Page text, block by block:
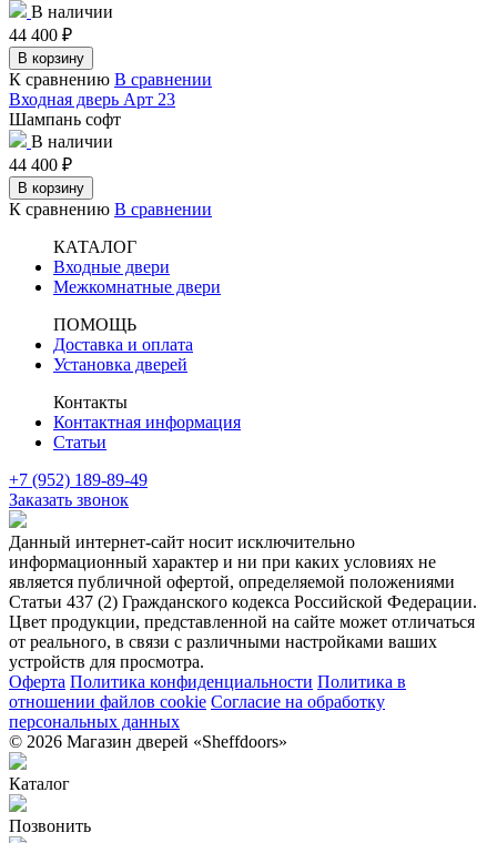
В наличии
44 400 ₽
В корзину
К сравнению В сравнении
Входная дверь Арт 23
Шампань софт
В наличии
44 400 ₽
В корзину
К сравнению В сравнении
КАТАЛОГ
Входные двери
Межкомнатные двери
ПОМОЩЬ
Доставка и оплата
Установка дверей
Контакты
Контактная информация
Статьи
+7 (952) 189-89-49
Заказать звонок
Данный интернет-сайт носит исключительно
информационный характер и ни при каких условиях не
является публичной офертой, определяемой положениями
Статьи 437 (2) Гражданского кодекса Российской Федерации.
Цвет продукции, представленной на сайте может отличаться
от реального, в связи с различными настройками ваших
устройств для просмотра.
Оферта Политика конфиденциальности Политика в
отношении файлов cookie Согласие на обработку
персональных данных
© 2026 Магазин дверей «Sheffdoors»
Каталог
Позвонить